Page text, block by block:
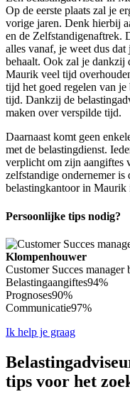
Op de eerste plaats zal je
vorige jaren. Denk hierbij
en de Zelfstandigenaftrek.
alles vanaf, je weet dus
behaalt. Ook zal je dankzij
Maurik veel tijd
tijd het goed regelen van
tijd. Dankzij de
maken over verspilde tijd.
Daarnaast komt geen
met de belastingdienst.
verplicht om zijn aangiftes
zelfstandige ondernemer is
belastingkantoor in Maurik
Persoonlijke tips nodig?
Klompenhouwer
Customer Succes
Belastingaangiftes94%
Prognoses90%
Communicatie97%
Ik help je graag
tips voor het